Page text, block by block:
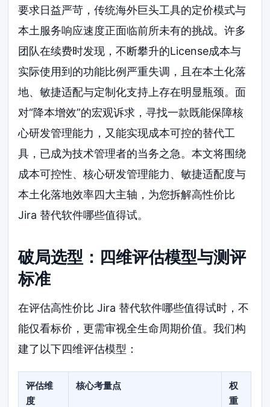
要求日益严苛，传统海外巨头工具的定价模式与
本土服务响应速度正面临前所未有的挑战。许多
团队在续费时发现，不断攀升的License成本与
实际使用到的功能比例严重失调，且在本土化落
地、敏捷适配与定制化支持上存在明显瓶颈。面
对“降本增效”的宏观诉求，寻找一款既能保障核
心研发管理能力，又能实现成本可控的替代工
具，已成为技术管理者的当务之急。本文将围绕
成本可控性、核心研发管理能力、敏捷适配度与
本土化落地效率四大主轴，为您拆解高性价比
Jira 替代软件哪些值得试。
破局选型：四维评估模型与测评
标准
在评估高性价比 Jira 替代软件哪些值得试时，不
能仅看标价，更需审视全生命周期价值。我们构
建了以下四维评估模型：
评估维
度
核心考量点
权
重